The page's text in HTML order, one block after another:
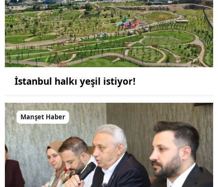
İstanbul halkı yeşil istiyor!
Manşet Haber